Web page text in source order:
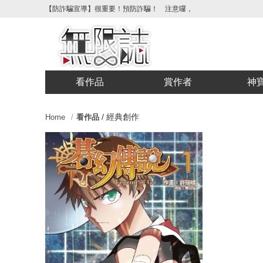
【防詐騙宣導】很重要！預防詐騙！ 注意囉，不要被騙了！請各位
看作品 賞作者 神
Home 看作品 / 經典創作